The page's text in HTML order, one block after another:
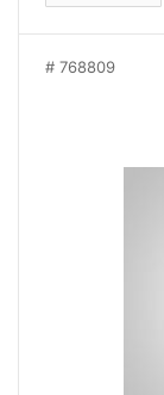
768809